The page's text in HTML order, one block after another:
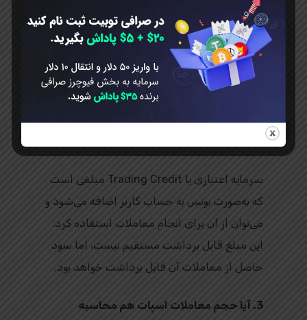
باید حساب فعال داشته باشم؟
بله. تنها کاربرانی که حساب فعال در صرافی
Toobit دارند و در صفحه رسمی رویداد ثبت‌نام
کرده‌اند، واجد شرایط شرکت هستند.
سرمایه اعتباری یا Trading Credit مبلغی است
که به‌صورت بونس به حساب کاربر اضافه می‌شود و
می‌توان از آن برای انجام معاملات استفاده کرد.
این مبلغ قابل برداشت مستقیم نیست، اما سود
حاصل از معاملات آن قابل برداشت خواهد بود.
3. آیا حجم معاملات اسپات هم محاسبه